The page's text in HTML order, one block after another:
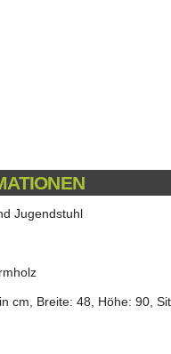
Jugendstuhl
cm, Breite: 48, Höhe: 90,